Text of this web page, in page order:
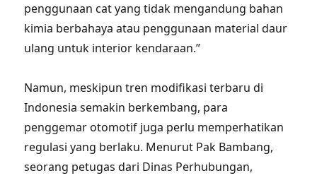
penggunaan cat yang tidak mengandung bahan
kimia berbahaya atau penggunaan material daur
ulang untuk interior kendaraan.”
Namun, meskipun tren modifikasi terbaru di
Indonesia semakin berkembang, para
penggemar otomotif juga perlu memperhatikan
regulasi yang berlaku. Menurut Pak Bambang,
seorang petugas dari Dinas Perhubungan,